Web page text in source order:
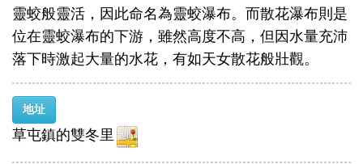
靈蛟般靈活，因此命名為靈蛟瀑布。而散花瀑布則是
位在靈蛟瀑布的下游，雖然高度不高，但因水量充沛
落下時激起大量的水花，有如天女散花般壯觀。
地址
草屯鎮的雙冬里